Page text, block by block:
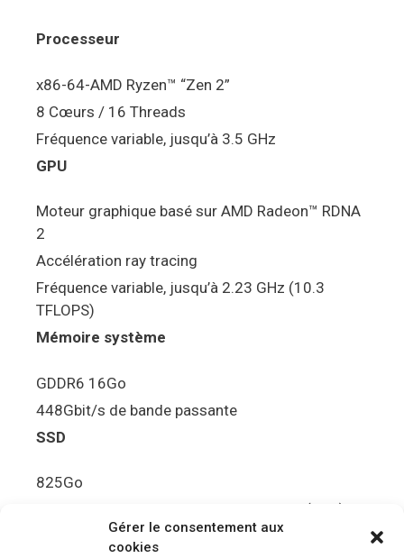
Gérer le consentement aux
cookies
Processeur
x86-64-AMD Ryzen™ “Zen 2”
8 Cœurs / 16 Threads
Fréquence variable, jusqu’à 3.5 GHz
GPU
Moteur graphique basé sur AMD Radeon™ RDNA
2
Accélération ray tracing
Fréquence variable, jusqu’à 2.23 GHz (10.3
TFLOPS)
Mémoire système
GDDR6 16Go
448Gbit/s de bande passante
SSD
825Go
5.5Gbit/s de bande passante en lecture (Brut)
Disque de jeu PS5